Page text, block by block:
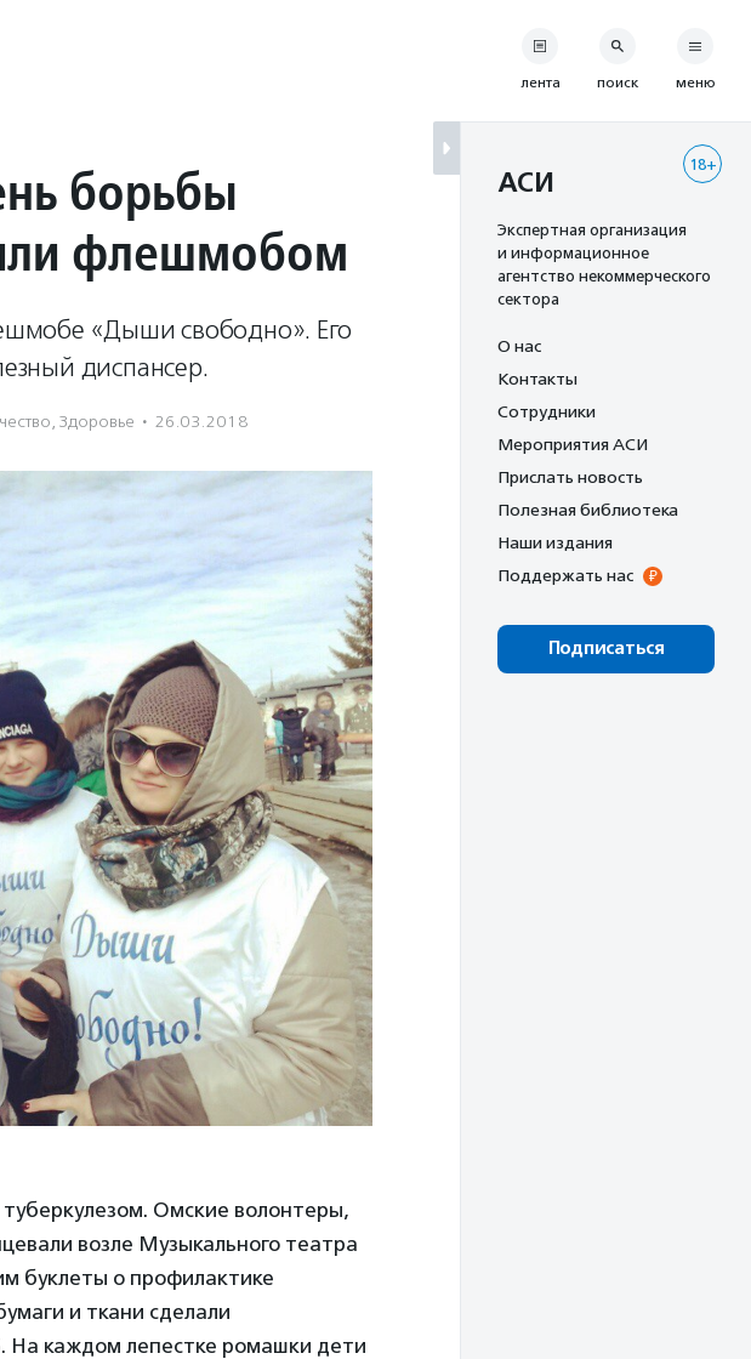
борьбы
флешмобом
«Дыши свободно». Его
диспансер.
, Здоровье · 26.03.2018
Омские волонтеры,
возле Музыкального театра
буклеты о профилактике
и ткани сделали
На каждом лепестке ромашки дети
лента поиск меню
18+
АСИ
Экспертная организация
и информационное
агентство некоммерческого
сектора
О нас
Контакты
Сотрудники
Мероприятия АСИ
Прислать новость
Полезная библиотека
Наши издания
Поддержать нас
Подписаться